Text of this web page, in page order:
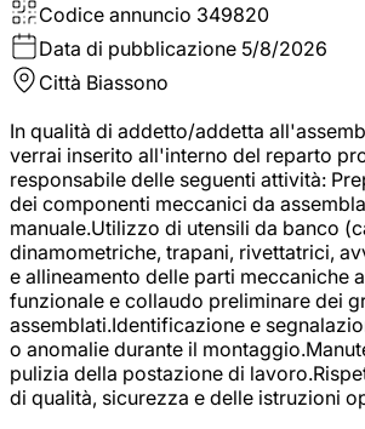
Codice annuncio 349820
Data di pubblicazione 5/8/2026
Città Biassono
In qualità di addetto/addetta
verrai inserito all'interno del reparto
responsabile delle seguenti attività:
dei componenti meccanici da
manuale.Utilizzo di utensili da banco
dinamometriche, trapani, rivettatrici,
e allineamento delle parti meccaniche
funzionale e collaudo preliminare dei
assemblati.Identificazione e
o anomalie durante il
pulizia della postazione di
di qualità, sicurezza e delle istruzioni